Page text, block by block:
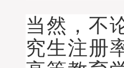
当然，不
究生注册